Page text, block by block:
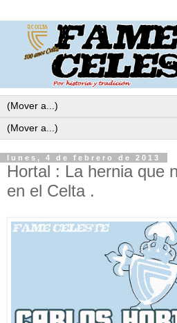
lunes, 4 de febrero de 2013
Hortal : La hernia que
en el Celta .